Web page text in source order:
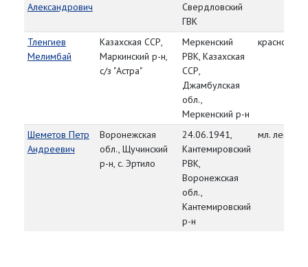
Александрович
Свердловский
ГВК
Тленгиев
Мелимбай
Казахская ССР,
Маркинский р-н,
с/з "Астра"
Меркенский
РВК, Казахская
ССР,
Джамбулская
обл.,
Меркенский р-н
Шеметов Петр
Андреевич
Воронежская
обл., Щучинский
р-н, с. Эртило
24.06.1941,
Кантемировский
РВК,
Воронежская
обл.,
Кантемировский
р-н
мл.